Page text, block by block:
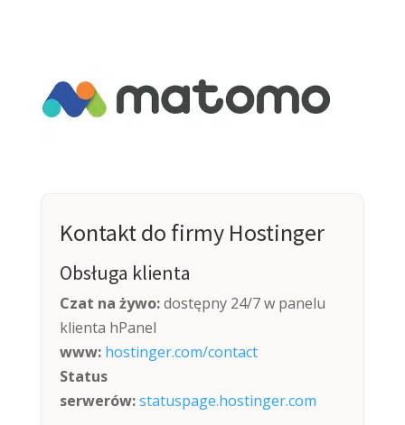
Kontakt do firmy Hostinger
Obsługa klienta
Czat na żywo:dostępny 24/7 w panelu
klienta hPanel
www: hostinger.com/contact
Status
serwerów:statuspage.hostinger.com